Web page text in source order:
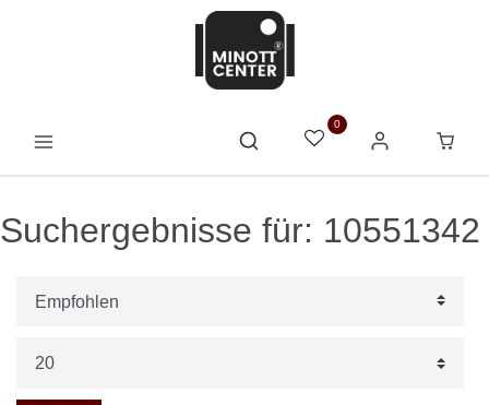
0
Suchergebnisse für: 10551342